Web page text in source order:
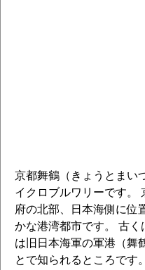
京都舞鶴（きょうとまい
イクロブルワリーです。
府の北部、日本海側に位
かな港湾都市です。 古
は旧日本海軍の軍港（舞
とで知られるところです